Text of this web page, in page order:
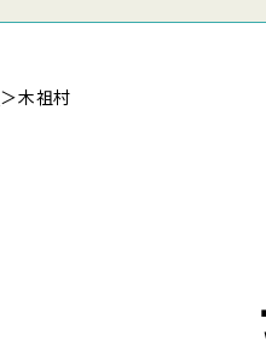
＞木祖村